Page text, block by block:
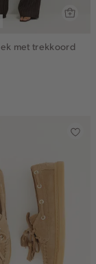
met trekkoord